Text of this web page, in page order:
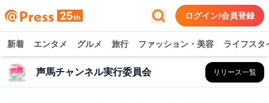
ログイン/会員登録
新着 エンタメ グルメ 旅行 ファッション・美容 ライフスタ
声馬チャンネル実行委員会 リリース一覧